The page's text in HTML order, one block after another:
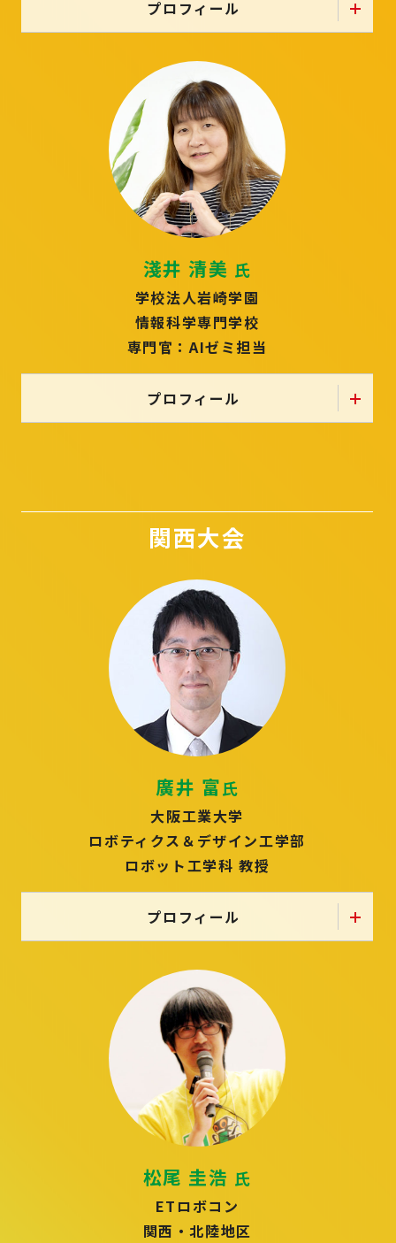
プロフィール
淺井 清美 氏
学校法人岩崎学園
情報科学専門学校
専門官：AIゼミ担当
プロフィール
関西大会
廣井 富氏
大阪工業大学
ロボティクス＆デザイン工学部
ロボット工学科 教授
プロフィール
松尾 圭浩 氏
ETロボコン
関西・北陸地区